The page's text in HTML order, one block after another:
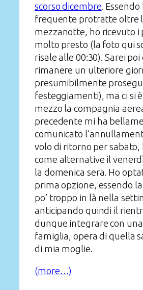
scorso dicembre .
frequente protratte oltre
mezzanotte, ho ricevuto i
molto presto (la foto qui
risale alle 00:30). Sarei
rimanere un ulteriore
presumibilmente
festeggiamenti), ma ci si
mezzo la compagnia
precedente mi ha
comunicato
volo di ritorno per sabato,
come alternative il
la domenica sera. Ho
prima opzione, essendo
po’ troppo in là nella
anticipando quindi il
dunque integrare con
famiglia, opera di quella
di mia moglie.
(more…)